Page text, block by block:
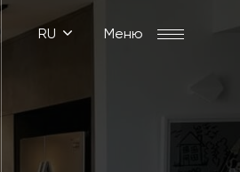
RU Меню